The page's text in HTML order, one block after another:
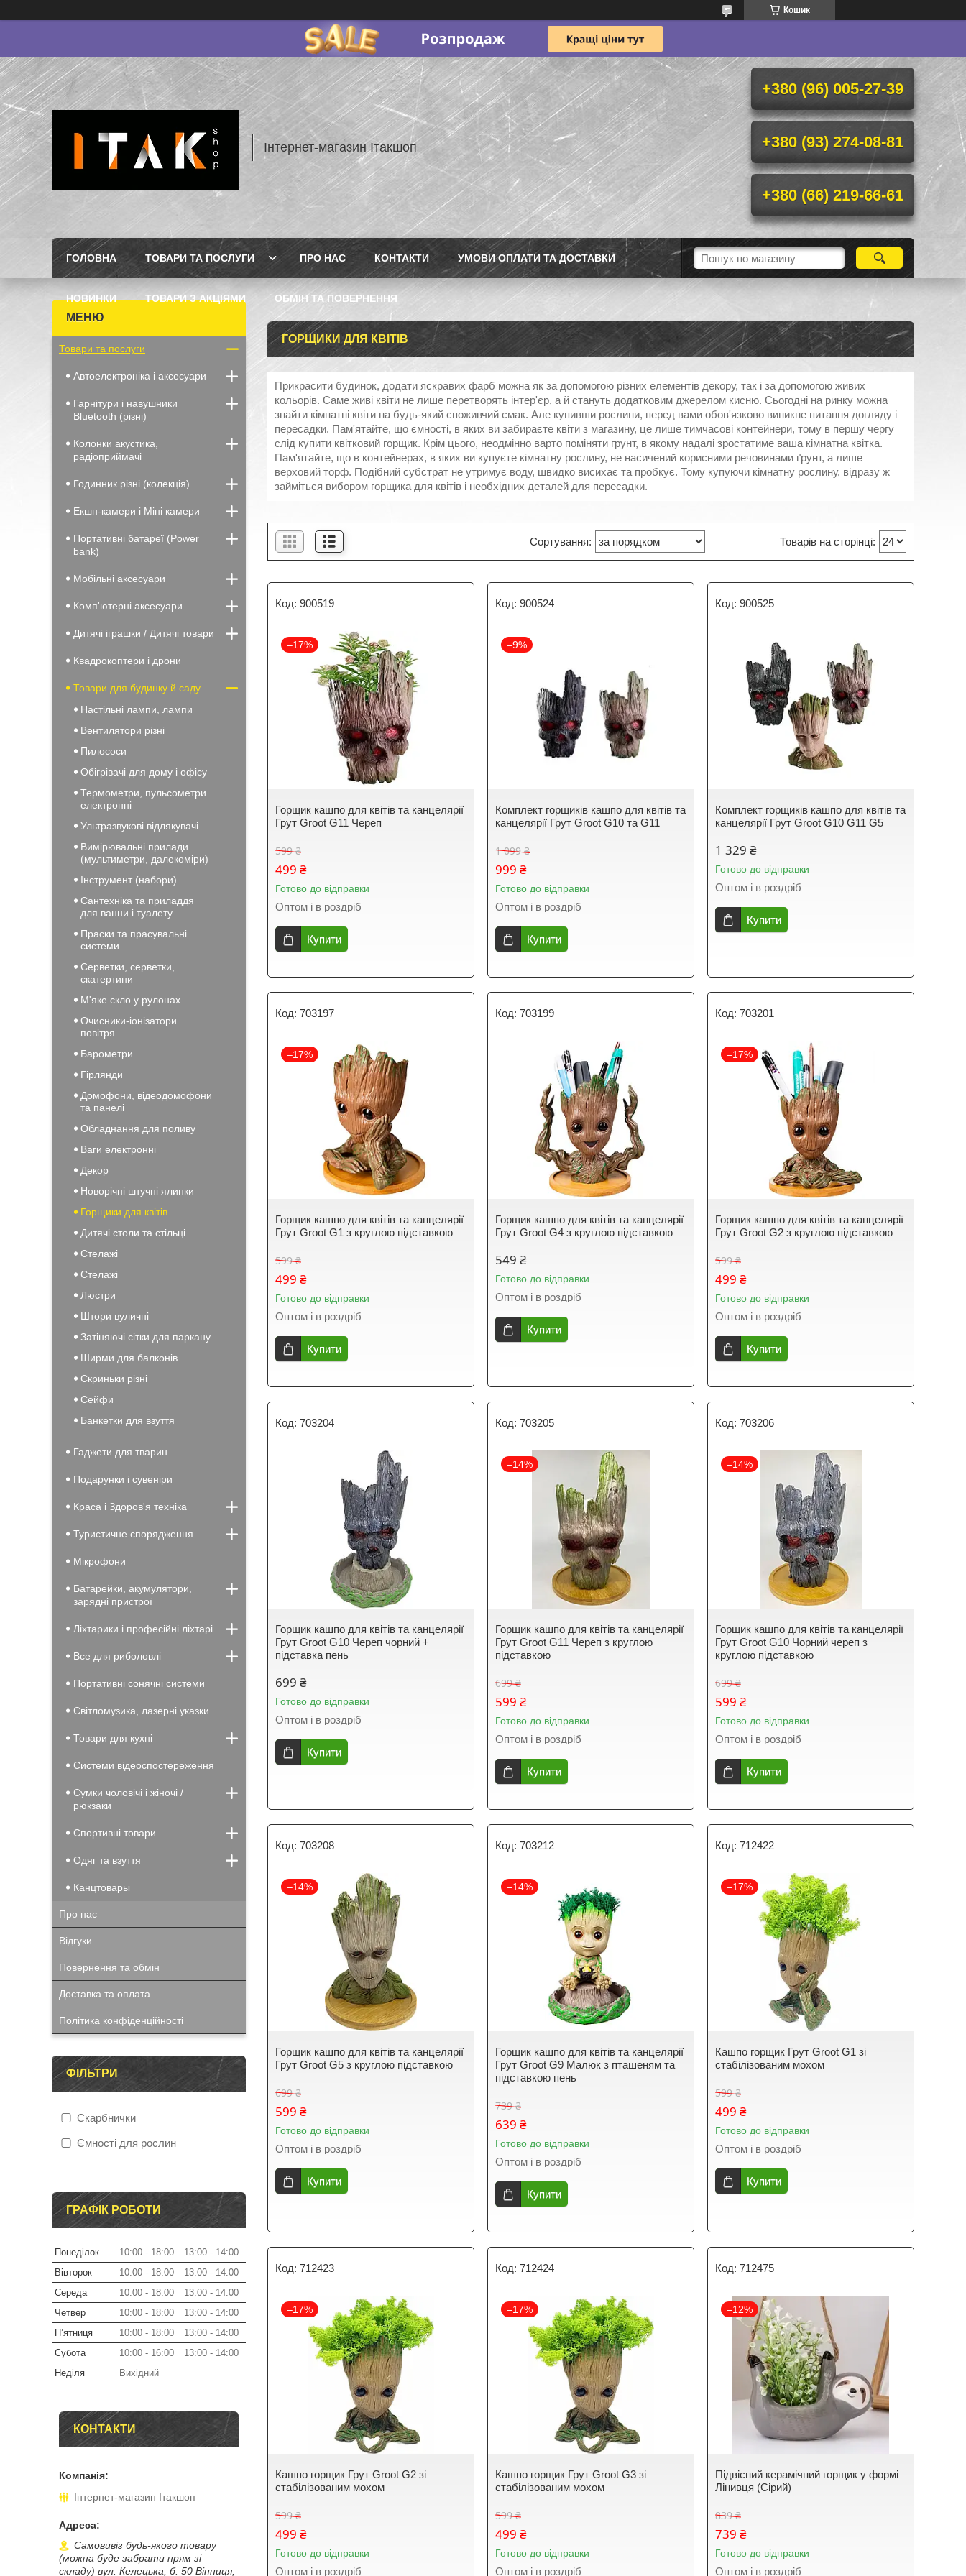
Кошик
Інтернет-магазин Ітакшоп
+380 (96) 005-27-39
+380 (93) 274-08-81
+380 (66) 219-66-61
ГОЛОВНА ТОВАРИ ТА ПОСЛУГИ ПРО НАС КОНТАКТИ УМОВИ ОПЛАТИ ТА ДОСТАВКИ
НОВИНКИ ТОВАРИ З АКЦІЯМИ ОБМІН ТА ПОВЕРНЕННЯ
ГОРЩИКИ ДЛЯ КВІТІВ
Прикрасити будинок, додати яскравих фарб можна як за допомогою різних елементів декору, так і за допомогою живих
кольорів. Саме живі квіти не лише перетворять інтер'єр, а й стануть додатковим джерелом кисню. Сьогодні на ринку можна
знайти кімнатні квіти на будь-який споживчий смак. Але купивши рослини, перед вами обов'язково виникне питання догляду і
пересадки. Пам'ятайте, що ємності, в яких ви забираєте квіти з магазину, це лише тимчасові контейнери, тому в першу чергу
слід купити квітковий горщик. Крім цього, неодмінно варто поміняти грунт, в якому надалі зростатиме ваша кімнатна квітка.
Пам'ятайте, що в контейнерах, в яких ви купуєте кімнатну рослину, не насичений корисними речовинами ґрунт, а лише
верховий торф. Подібний субстрат не утримує воду, швидко висихає та пробкує. Тому купуючи кімнатну рослину, відразу ж
займіться вибором горщика для квітів і необхідних деталей для пересадки.
900519
–17%
Горщик кашпо для квітів та канцелярії
Грут Groot G11 Череп
599 ₴
499 ₴
Готово до відправки
Оптом і в роздріб
Купити
900524
–9%
Комплект горщиків кашпо для квітів та
канцелярії Грут Groot G10 та G11
1 099 ₴
999 ₴
Готово до відправки
Оптом і в роздріб
Купити
900525
Комплект горщиків кашпо для квітів та
канцелярії Грут Groot G10 G11 G5
1 329 ₴
Готово до відправки
Оптом і в роздріб
Купити
703197
–17%
Горщик кашпо для квітів та канцелярії
Грут Groot G1 з круглою підставкою
599 ₴
499 ₴
Готово до відправки
Оптом і в роздріб
Купити
703199
Горщик кашпо для квітів та канцелярії
Грут Groot G4 з круглою підставкою
549 ₴
Готово до відправки
Оптом і в роздріб
Купити
703201
–17%
Горщик кашпо для квітів та канцелярії
Грут Groot G2 з круглою підставкою
599 ₴
499 ₴
Готово до відправки
Оптом і в роздріб
Купити
703204
Горщик кашпо для квітів та канцелярії
Грут Groot G10 Череп чорний +
підставка пень
699 ₴
Готово до відправки
Оптом і в роздріб
Купити
703205
–14%
Горщик кашпо для квітів та канцелярії
Грут Groot G11 Череп з круглою
підставкою
699 ₴
599 ₴
Готово до відправки
Оптом і в роздріб
Купити
703206
–14%
Горщик кашпо для квітів та канцелярії
Грут Groot G10 Чорний череп з
круглою підставкою
699 ₴
599 ₴
Готово до відправки
Оптом і в роздріб
Купити
703208
–14%
Горщик кашпо для квітів та канцелярії
Грут Groot G5 з круглою підставкою
699 ₴
599 ₴
Готово до відправки
Оптом і в роздріб
Купити
703212
–14%
Горщик кашпо для квітів та канцелярії
Грут Groot G9 Малюк з пташеням та
підставкою пень
739 ₴
639 ₴
Готово до відправки
Оптом і в роздріб
Купити
712422
–17%
Кашпо горщик Грут Groot G1 зі
стабілізованим мохом
599 ₴
499 ₴
Готово до відправки
Оптом і в роздріб
Купити
712423
–17%
Кашпо горщик Грут Groot G2 зі
стабілізованим мохом
599 ₴
499 ₴
Готово до відправки
Оптом і в роздріб
712424
–17%
Кашпо горщик Грут Groot G3 зі
стабілізованим мохом
599 ₴
499 ₴
Готово до відправки
Оптом і в роздріб
712475
–12%
Підвісний керамічний горщик у формі
Лінивця (Сірий)
839 ₴
739 ₴
Готово до відправки
Оптом і в роздріб
Товари та послуги
Автоелектроніка і аксесуари
Гарнітури і навушники
Bluetooth (різні)
Колонки акустика,
радіоприймачі
Годинник різні (колекція)
Екшн-камери і Міні камери
Портативні батареї (Power
bank)
Мобільні аксесуари
Комп'ютерні аксесуари
Дитячі іграшки / Дитячі товари
Квадрокоптери і дрони
Товари для будинку й саду
Настільні лампи, лампи
Вентилятори різні
Пилососи
Обігрівачі для дому і офісу
Термометри, пульсометри
електронні
Ультразвукові відлякувачі
Вимірювальні прилади
(мультиметри, далекоміри)
Інструмент (набори)
Сантехніка та приладдя
для ванни і туалету
Праски та прасувальні
системи
Серветки, серветки,
скатертини
М'яке скло у рулонах
Очисники-іонізатори
повітря
Барометри
Гірлянди
Домофони, відеодомофони
та панелі
Обладнання для поливу
Ваги електронні
Декор
Новорічні штучні ялинки
Горщики для квітів
Дитячі столи та стільці
Стелажі
Стелажі
Люстри
Штори вуличні
Затіняючі сітки для паркану
Ширми для балконів
Скриньки різні
Сейфи
Банкетки для взуття
Гаджети для тварин
Подарунки і сувеніри
Краса і Здоров'я техніка
Туристичне спорядження
Мікрофони
Батарейки, акумулятори,
зарядні пристрої
Ліхтарики і професійні ліхтарі
Все для риболовлі
Портативні сонячні системи
Світломузика, лазерні указки
Товари для кухні
Системи відеоспостереження
Сумки чоловічі і жіночі /
рюкзаки
Спортивні товари
Одяг та взуття
Канцтовары
Про нас
Відгуки
Повернення та обмін
Доставка та оплата
Політика конфіденційності
ФІЛЬТРИ
Скарбнички
Ємності для рослин
ГРАФІК РОБОТИ
Понеділок 10:00 18:00 13:00
14:00
Вівторок
10:00 18:00 13:00
14:00
Середа
10:00 18:00 13:00
14:00
Четвер
10:00 18:00 13:00
14:00
Пʼятниця
10:00 18:00 13:00
14:00
Субота
10:00 16:00 13:00
14:00
Неділя
Вихідний
КОНТАКТИ
Інтернет-магазин Ітакшоп
Самовивіз будь-якого товару
(можна буде забрати прям зі
складу) вул. Келецька, б. 50 Вінниця,